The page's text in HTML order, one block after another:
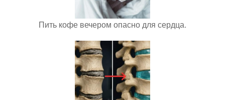
Пить кофе вечером опасно для сердца.